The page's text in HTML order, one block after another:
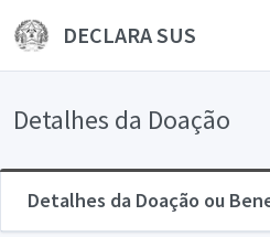
DECLARA SUS
Detalhes da Doação
Detalhes da Doação ou